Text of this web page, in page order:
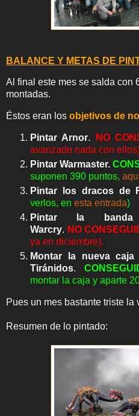
BALANCE Y METAS DE
Al final este mes se salda con
montadas.
Éstos eran los objetivos de
Pintar Arnor. NO
avanzado nada con
Pintar Warmaster.
suponen 390 puntos,
Pintar los dracos de
verlos, en esta entrada)
Pintar la
Warcry. NO
ya en diciembre).
Montar la nueva
Tiránidos.
montar la caja y aparte
Pues un mes bastante triste la
Resumen de lo pintado: